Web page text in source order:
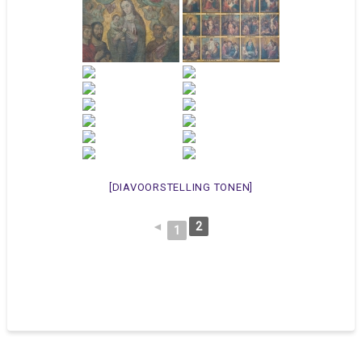
[DIAVOORSTELLING TONEN]
◄ 1 2